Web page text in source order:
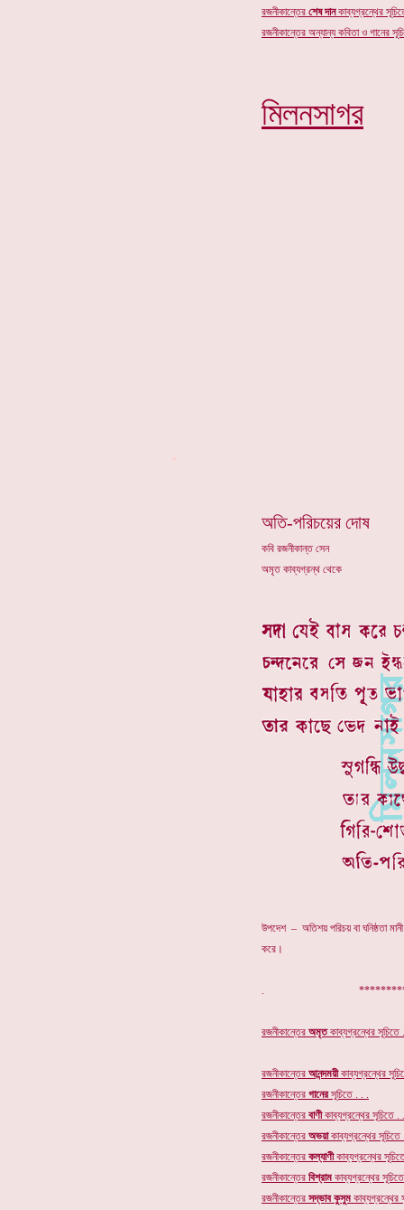
রজনীকান্তের শেষ দানকাব্যগ্রন্থের
রজনীকান্তের অন্যান্য কবিতা ও গানের
মিলনসাগর
অতি-পরিচয়ের দোষ
কবি রজনীকান্ত সেন
অমৃত কাব্যগ্রন্থ থেকে
উপদেশ – অতিশয় পরিচয় বা ঘনিষ্ঠতা
করে।
.
রজনীকান্তের অমৃতকাব্যগ্রন্থের সূচিতে
রজনীকান্তের আনন্দময়ীকাব্যগ্রন্থের
রজনীকান্তের গানেরসূচিতে . . .
রজনীকান্তের বাণীকাব্যগ্রন্থের সূচিতে .
রজনীকান্তের অভয়াকাব্যগ্রন্থের
রজনীকান্তের কল্যাণীকাব্যগ্রন্থের
রজনীকান্তের বিশ্রাম কাব্যগ্রন্থের
রজনীকান্তের সদ্ভাব কুসুম কাব্যগ্রন্থের